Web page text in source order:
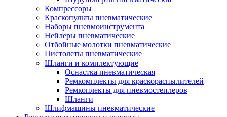
Компрессоры
Краскопульты пневматические
Наборы пневмоинструмента
Нейлеры пневматические
Отбойные молотки пневматические
Пистолеты пневматические
Шланги и комплектующие
Оснастка пневматическая
Ремкомплекты для краскораспылителей
Ремкоплекты для пневмостеплеров
Шланги
Шлифмашины пневматические